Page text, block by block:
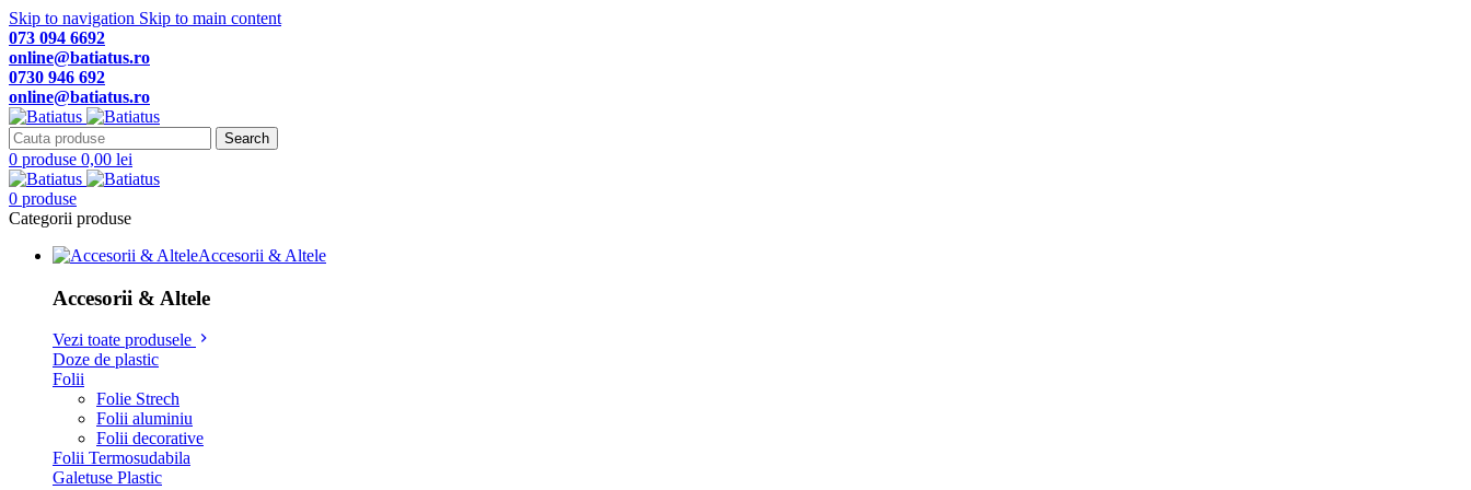
Skip to navigation Skip to main content
073 094 6692
online@batiatus.ro
0730 946 692
online@batiatus.ro
Search
0 produse 0,00 lei
0 produse
Categorii produse
Accesorii & Altele
Accesorii & Altele
Vezi toate produsele
Doze de plastic
Folii
Folie Strech
Folii aluminiu
Folii decorative
Folii Termosudabila
Galetuse Plastic